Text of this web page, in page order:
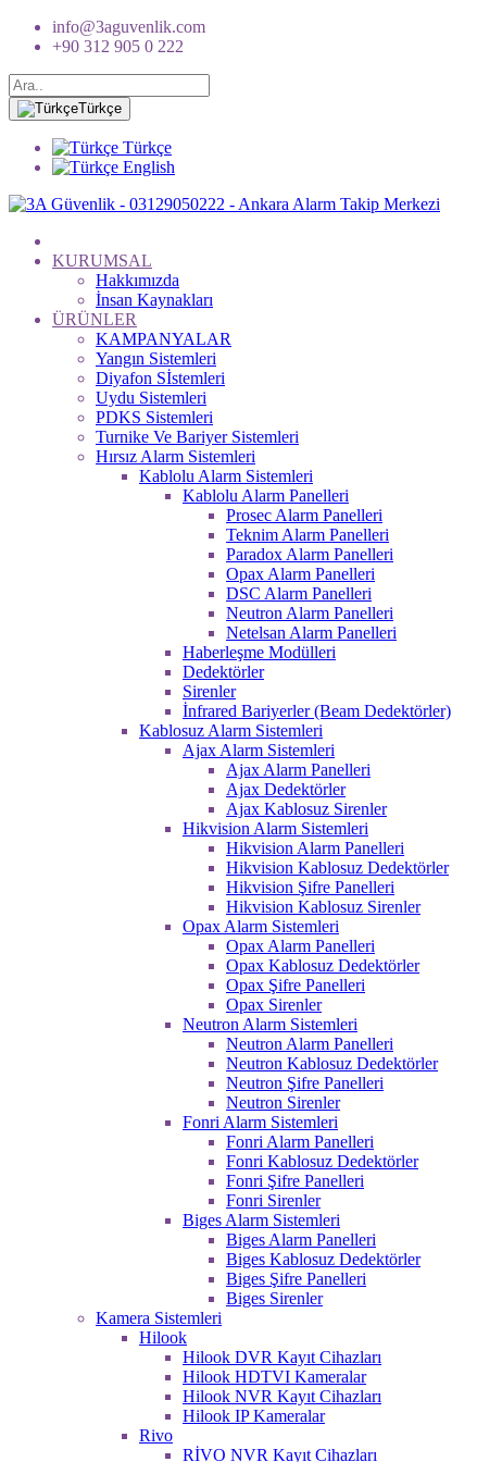
info@3aguvenlik.com
+90 312 905 0 222
Türkçe
Türkçe
English
KURUMSAL
Hakkımızda
İnsan Kaynakları
ÜRÜNLER
KAMPANYALAR
Yangın Sistemleri
Diyafon Sİstemleri
Uydu Sistemleri
PDKS Sistemleri
Turnike Ve Bariyer Sistemleri
Hırsız Alarm Sistemleri
Kablolu Alarm Sistemleri
Kablolu Alarm Panelleri
Prosec Alarm Panelleri
Teknim Alarm Panelleri
Paradox Alarm Panelleri
Opax Alarm Panelleri
DSC Alarm Panelleri
Neutron Alarm Panelleri
Netelsan Alarm Panelleri
Haberleşme Modülleri
Dedektörler
Sirenler
İnfrared Bariyerler (Beam Dedektörler)
Kablosuz Alarm Sistemleri
Ajax Alarm Sistemleri
Ajax Alarm Panelleri
Ajax Dedektörler
Ajax Kablosuz Sirenler
Hikvision Alarm Sistemleri
Hikvision Alarm Panelleri
Hikvision Kablosuz Dedektörler
Hikvision Şifre Panelleri
Hikvision Kablosuz Sirenler
Opax Alarm Sistemleri
Opax Alarm Panelleri
Opax Kablosuz Dedektörler
Opax Şifre Panelleri
Opax Sirenler
Neutron Alarm Sistemleri
Neutron Alarm Panelleri
Neutron Kablosuz Dedektörler
Neutron Şifre Panelleri
Neutron Sirenler
Fonri Alarm Sistemleri
Fonri Alarm Panelleri
Fonri Kablosuz Dedektörler
Fonri Şifre Panelleri
Fonri Sirenler
Biges Alarm Sistemleri
Biges Alarm Panelleri
Biges Kablosuz Dedektörler
Biges Şifre Panelleri
Biges Sirenler
Kamera Sistemleri
Hilook
Hilook DVR Kayıt Cihazları
Hilook HDTVI Kameralar
Hilook NVR Kayıt Cihazları
Hilook IP Kameralar
Rivo
RİVO NVR Kayıt Cihazları